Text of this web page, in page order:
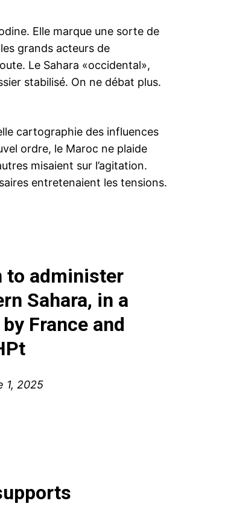
Elle marque une sorte de
grands acteurs de
Le Sahara «occidental»,
stabilisé. On ne débat plus.
cartographie des influences
ordre, le Maroc ne plaide
misaient sur l’agitation.
entretenaient les tensions.
to administer
Sahara, in a
France and
1, 2025